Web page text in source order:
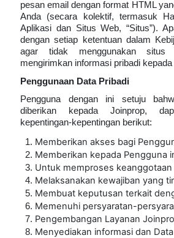
pesan email dengan format HTML
Anda (secara kolektif, termasuk
Aplikasi dan Situs Web, “Situs”).
dengan setiap ketentuan dalam
agar tidak menggunakan
mengirimkan informasi pribadi
Penggunaan Data Pribadi
Pengguna dengan ini setuju
diberikan kepada Joinprop,
kepentingan-kepentingan berikut:
Memberikan akses bagi
Memberikan kepada Pengguna
Untuk memproses keanggotaan
Melaksanakan kewajiban yang
Membuat keputusan terkait
Memenuhi persyaratan-
Pengembangan Layanan
Menyediakan informasi dan